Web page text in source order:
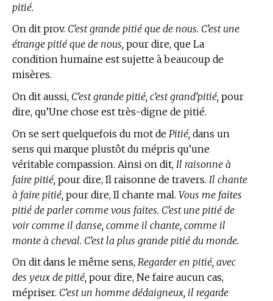
pitié.
On dit prov. C’est grande pitié que de nous. C’est une
étrange pitié que de nous, pour dire, que La
condition humaine est sujette à beaucoup de
misères.
On dit aussi, C’est grande pitié, c’est grand’pitié, pour
dire, qu’Une chose est très-digne de pitié.
On se sert quelquefois du mot de Pitié, dans un
sens qui marque plustôt du mépris qu’une
véritable compassion. Ainsi on dit, Il raisonne à
faire pitié, pour dire, Il raisonne de travers. Il chante
à faire pitié, pour dire, Il chante mal. Vous me faites
pitié de parler comme vous faites. C’est une pitié de
voir comme il danse, comme il chante, comme il
monte à cheval. C’est la plus grande pitié du monde.
On dit dans le même sens, Regarder en pitié, avec
des yeux de pitié, pour dire, Ne faire aucun cas,
mépriser. C’est un homme dédaigneux, il regarde